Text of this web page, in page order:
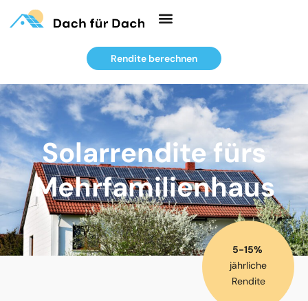
Rendite berechnen
Solarrendite fürs
Mehrfamilienhaus
5-15%
jährliche
Rendite